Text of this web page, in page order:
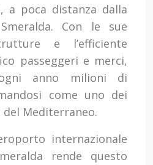
a poca distanza dalla
Con le sue
e l’efficiente
passeggeri e merci,
anno milioni di
come uno dei
Mediterraneo.
internazionale
rende questo